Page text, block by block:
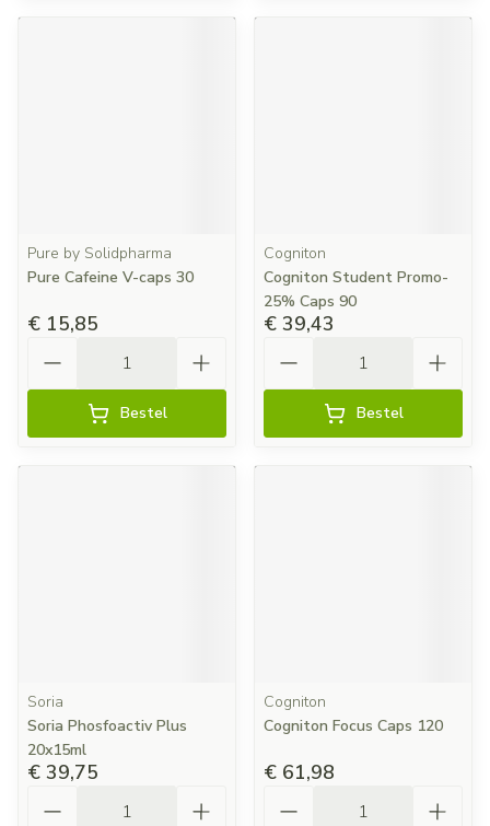
Pure by Solidpharma
Pure Cafeine V-caps 30
€ 15,85
Bestel
Cogniton
Cogniton Student Promo-
25% Caps 90
€ 39,43
Bestel
Soria
Soria Phosfoactiv Plus
20x15ml
€ 39,75
Cogniton
Cogniton Focus Caps 120
€ 61,98